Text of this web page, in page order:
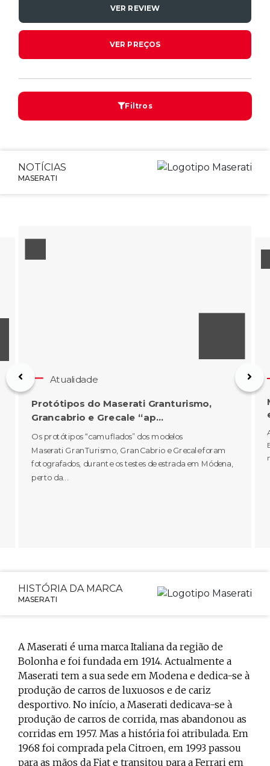
VER REVIEW
VER PREÇOS
Filtros
NOTÍCIAS
MASERATI
Atualidade
Protótipos do Maserati Granturismo,
Grancabrio e Grecale “ap...
Os protótipos “camuflados” dos modelos
Maserati GranTurismo, GranCabrio e Grecale foram
fotografados, durante os testes de estrada em Módena,
perto da...
HISTÓRIA DA MARCA
MASERATI
A Maserati é uma marca Italiana da região de
Bolonha e foi fundada em 1914. Actualmente a
Maserati tem a sua sede em Modena e dedica-se à
produção de carros de luxuosos e de cariz
desportivo. No início, a Maserati dedicava-se à
produção de carros de corrida, mas abandonou as
corridas em 1957. Mas a história foi atribulada. Em
1968 foi comprada pela Citroen, em 1993 passou
para as mãos da Fiat e transitou para a Ferrari em